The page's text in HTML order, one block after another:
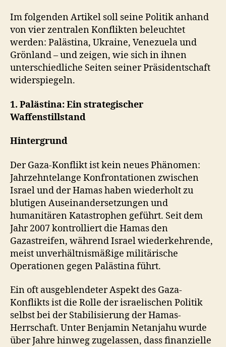
Im folgenden Artikel soll seine Politik anhand
von vier zentralen Konflikten beleuchtet
werden: Palästina, Ukraine, Venezuela und
Grönland – und zeigen, wie sich in ihnen
unterschiedliche Seiten seiner Präsidentschaft
widerspiegeln.
1. Palästina: Ein strategischer
Waffenstillstand
Hintergrund
Der Gaza-Konflikt ist kein neues Phänomen:
Jahrzehntelange Konfrontationen zwischen
Israel und der Hamas haben wiederholt zu
blutigen Auseinandersetzungen und
humanitären Katastrophen geführt. Seit dem
Jahr 2007 kontrolliert die Hamas den
Gazastreifen, während Israel wiederkehrende,
meist unverhältnismäßige militärische
Operationen gegen Palästina führt.
Ein oft ausgeblendeter Aspekt des Gaza-
Konflikts ist die Rolle der israelischen Politik
selbst bei der Stabilisierung der Hamas-
Herrschaft. Unter Benjamin Netanjahu wurde
über Jahre hinweg zugelassen, dass finanzielle